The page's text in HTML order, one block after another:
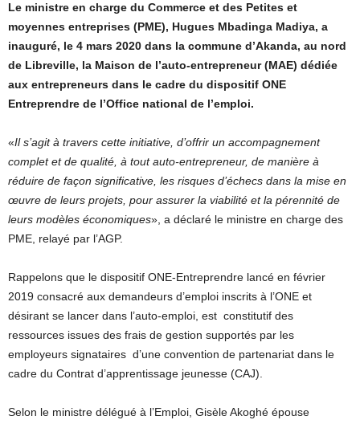
Le ministre en charge du Commerce et des Petites et
moyennes entreprises (PME), Hugues Mbadinga Madiya, a
inauguré, le 4 mars 2020 dans la commune d’Akanda, au nord
de Libreville, la Maison de l’auto-entrepreneur (MAE) dédiée
aux entrepreneurs dans le cadre du dispositif ONE
Entreprendre de l’Office national de l’emploi.
«Il s’agit à travers cette initiative, d’offrir un accompagnement
complet et de qualité, à tout auto-entrepreneur, de manière à
réduire de façon significative, les risques d’échecs dans la mise en
œuvre de leurs projets, pour assurer la viabilité et la pérennité de
leurs modèles économiques», a déclaré le ministre en charge des
PME, relayé par l’AGP.
Rappelons que le dispositif ONE-Entreprendre lancé en février
2019 consacré aux demandeurs d’emploi inscrits à l’ONE et
désirant se lancer dans l’auto-emploi, est constitutif des
ressources issues des frais de gestion supportés par les
employeurs signataires d’une convention de partenariat dans le
cadre du Contrat d’apprentissage jeunesse (CAJ).
Selon le ministre délégué à l’Emploi, Gisèle Akoghé épouse